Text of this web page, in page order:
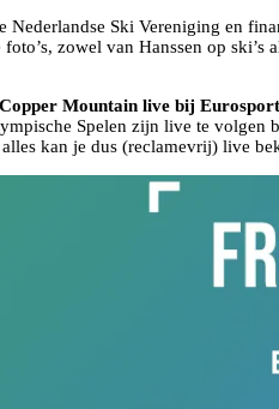
Ski Vereniging en
zowel van Hanssen op
Mountain live bij
Spelen zijn live te volgen
kan je dus (reclamevrij) live